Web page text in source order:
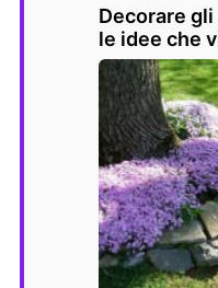
Decorare
le idee che